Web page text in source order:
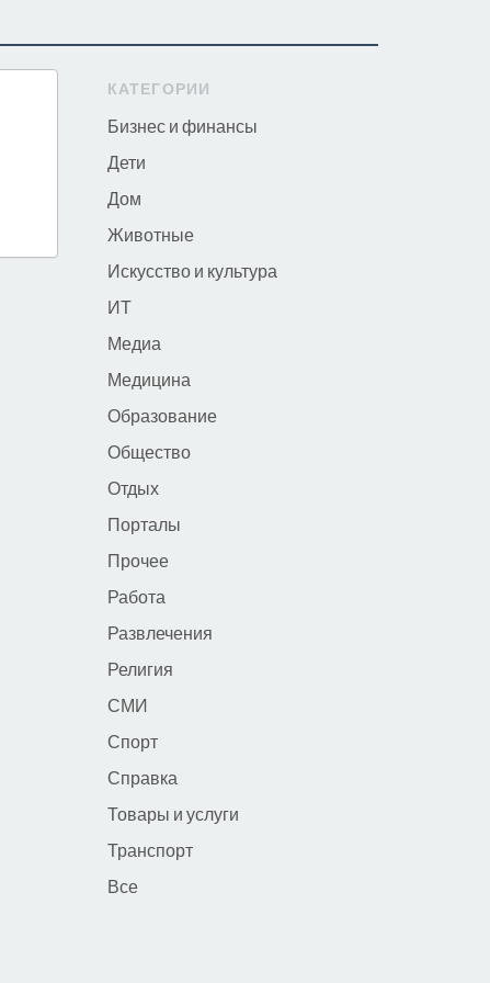
КАТЕГОРИИ
Бизнес и финансы
Дети
Дом
Животные
Искусство и культура
ИТ
Медиа
Медицина
Образование
Общество
Отдых
Порталы
Прочее
Работа
Развлечения
Религия
СМИ
Спорт
Справка
Товары и услуги
Транспорт
Все